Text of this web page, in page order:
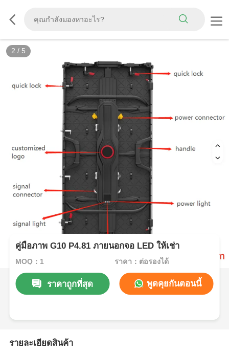
2 / 5
คู่มือภาพ G10 P4.81 ภายนอกจอ LED ให้เช่า
MOQ：1 ราคา：ต่อรองได้
ราคาถูกที่สุด พูดคุยกันตอนนี้
รายละเอียดสินค้า